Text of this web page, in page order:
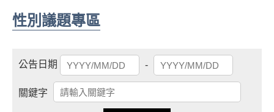
性別議題專區
公告日期
起
始
日
-
結
束
期
關鍵字